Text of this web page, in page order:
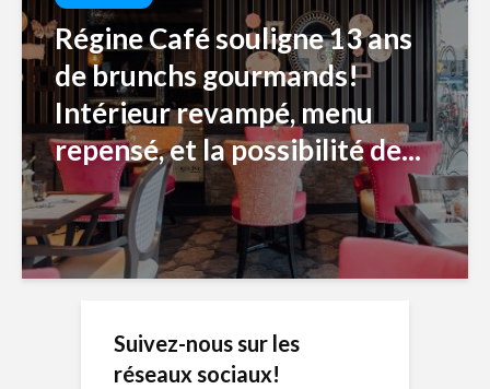
Régine Café souligne 13 ans
de brunchs gourmands!
Intérieur revampé, menu
repensé, et la possibilité de...
Suivez-nous sur les
réseaux sociaux!